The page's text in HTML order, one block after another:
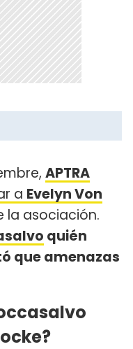
APTRA
a Evelyn Von
la asociación.
quién
que amenazas